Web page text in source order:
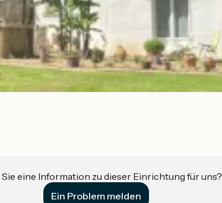
Sie eine Information zu dieser Einrichtung für uns?
Ein Problem melden